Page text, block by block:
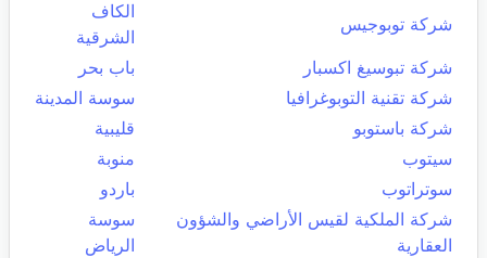
شركة توبوجيس
الكاف
الشرقية
شركة تبوسيغ اكسبار
باب بحر
شركة تقنية التوبوغرافيا
سوسة المدينة
شركة باستوبو
قليبية
سيتوب
منوبة
سوتراتوب
باردو
شركة الملكية لقيس الأراضي والشؤون
العقارية
سوسة
الرياض